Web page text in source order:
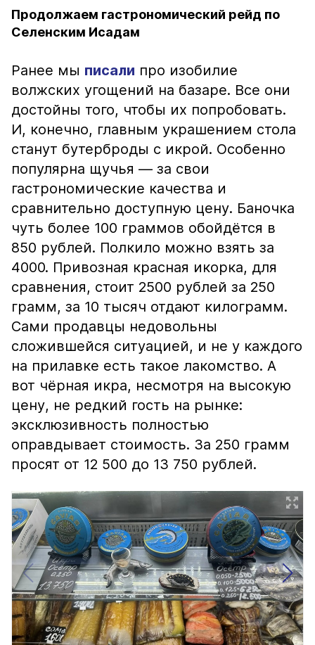
Продолжаем гастрономический рейд по
Селенским Исадам
Ранее мы писали про изобилие
волжских угощений на базаре. Все они
достойны того, чтобы их попробовать.
И, конечно, главным украшением стола
станут бутерброды с икрой. Особенно
популярна щучья — за свои
гастрономические качества и
сравнительно доступную цену. Баночка
чуть более 100 граммов обойдётся в
850 рублей. Полкило можно взять за
4000. Привозная красная икорка, для
сравнения, стоит 2500 рублей за 250
грамм, за 10 тысяч отдают килограмм.
Сами продавцы недовольны
сложившейся ситуацией, и не у каждого
на прилавке есть такое лакомство. А
вот чёрная икра, несмотря на высокую
цену, не редкий гость на рынке:
эксклюзивность полностью
оправдывает стоимость. За 250 грамм
просят от 12 500 до 13 750 рублей.